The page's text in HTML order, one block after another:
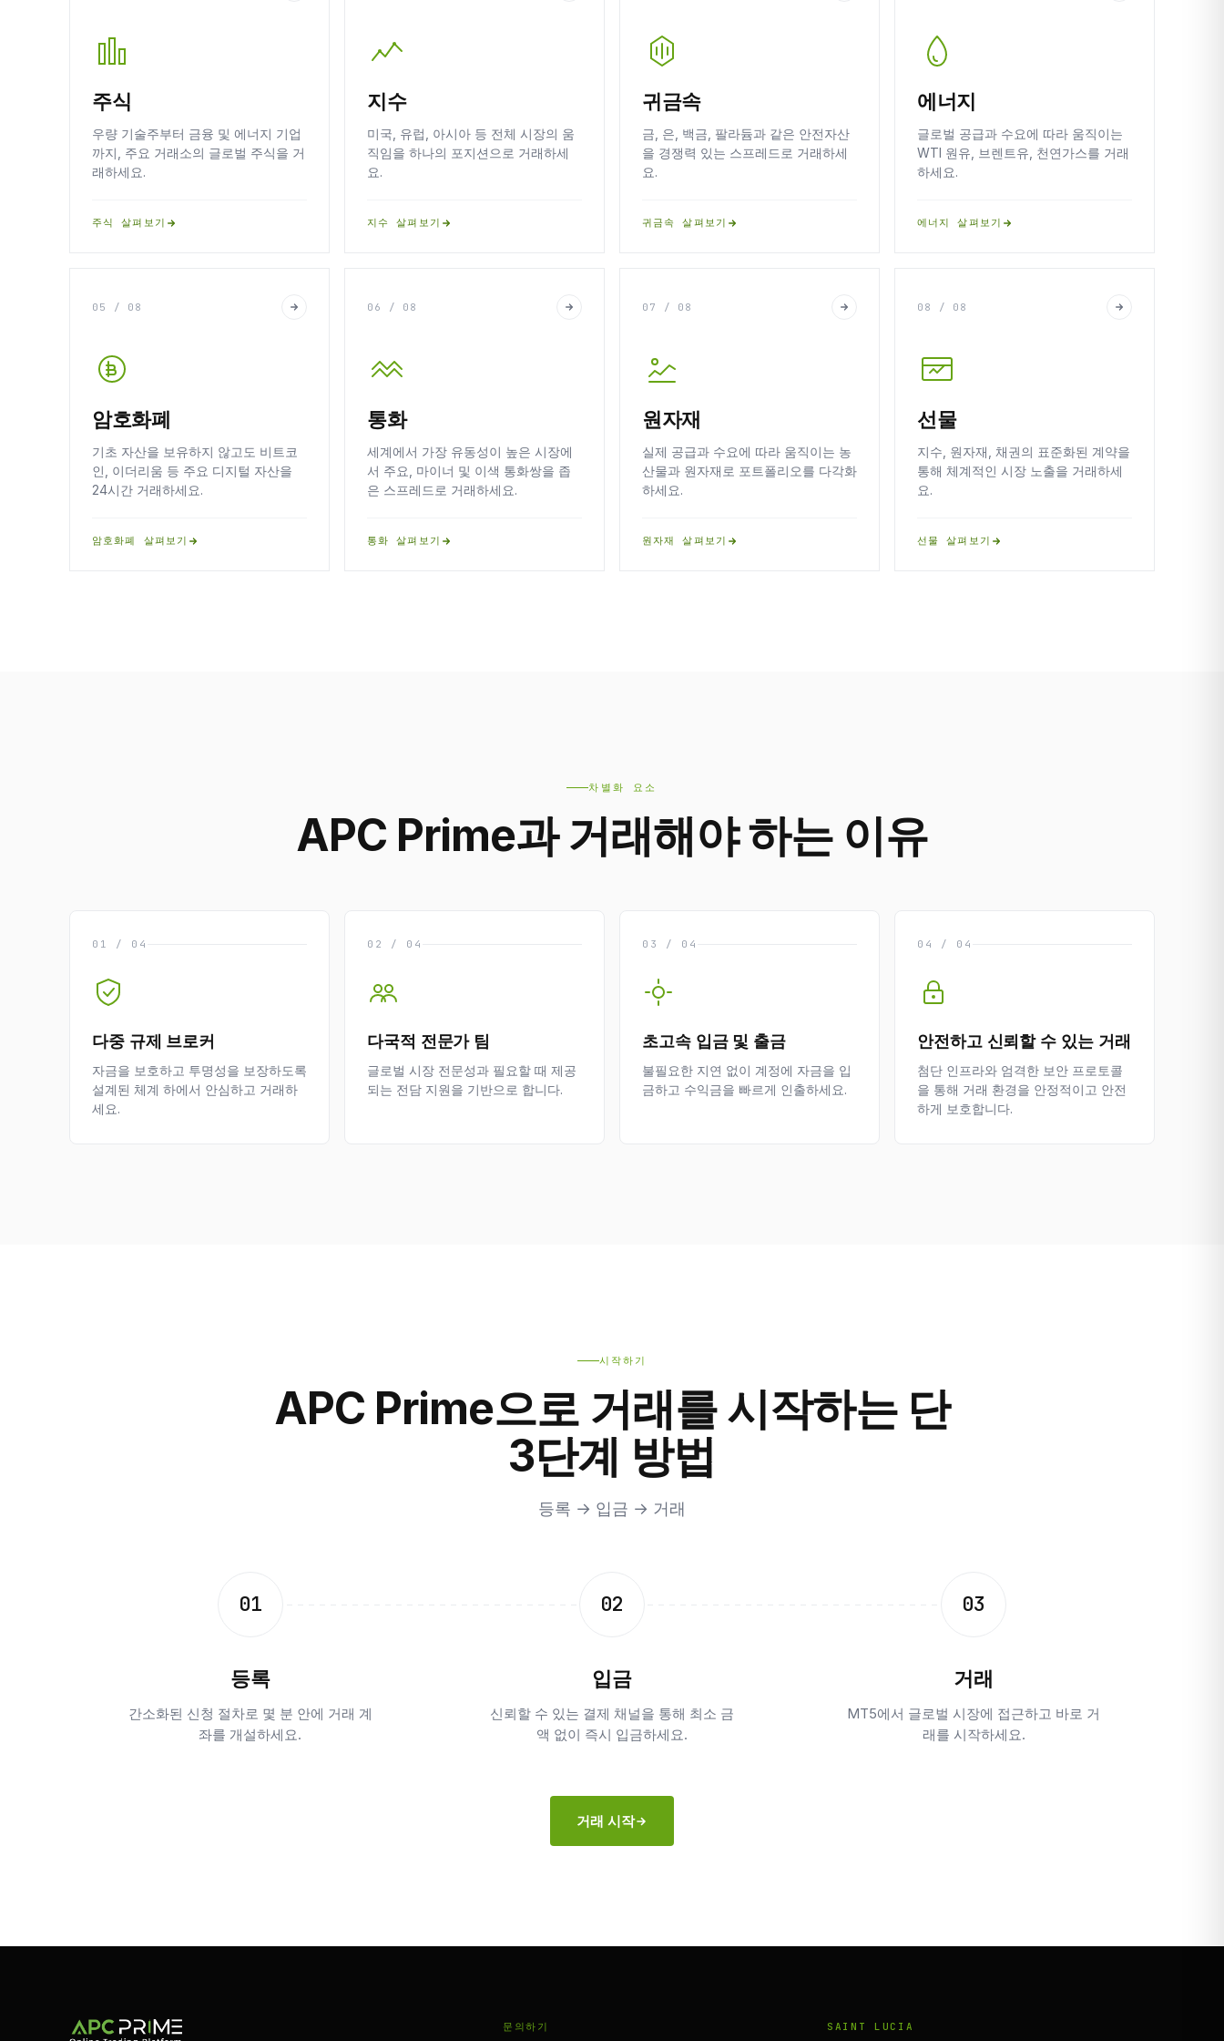
주식
우량 기술주부터 금융 및 에너지 기업
까지, 주요 거래소의 글로벌 주식을 거
래하세요.
주식 살펴보기
지수
미국, 유럽, 아시아 등 전체 시장의 움
직임을 하나의 포지션으로 거래하세
요.
지수 살펴보기
귀금속
금, 은, 백금, 팔라듐과 같은 안전자산
을 경쟁력 있는 스프레드로 거래하세
요.
귀금속 살펴보기
에너지
글로벌 공급과 수요에 따라 움직이는
WTI 원유, 브렌트유, 천연가스를 거래
하세요.
에너지 살펴보기
05 / 08
암호화폐
기초 자산을 보유하지 않고도 비트코
인, 이더리움 등 주요 디지털 자산을
24시간 거래하세요.
암호화폐 살펴보기
06 / 08
통화
세계에서 가장 유동성이 높은 시장에
서 주요, 마이너 및 이색 통화쌍을 좁
은 스프레드로 거래하세요.
통화 살펴보기
07 / 08
원자재
실제 공급과 수요에 따라 움직이는 농
산물과 원자재로 포트폴리오를 다각화
하세요.
원자재 살펴보기
08 / 08
선물
지수, 원자재, 채권의 표준화된 계약을
통해 체계적인 시장 노출을 거래하세
요.
선물 살펴보기
차별화 요소
APC Prime과 거래해야 하는 이유
01 / 04
다중 규제 브로커
자금을 보호하고 투명성을 보장하도록
설계된 체계 하에서 안심하고 거래하
세요.
02 / 04
다국적 전문가 팀
글로벌 시장 전문성과 필요할 때 제공
되는 전담 지원을 기반으로 합니다.
03 / 04
초고속 입금 및 출금
불필요한 지연 없이 계정에 자금을 입
금하고 수익금을 빠르게 인출하세요.
04 / 04
안전하고 신뢰할 수 있는 거래
첨단 인프라와 엄격한 보안 프로토콜
을 통해 거래 환경을 안정적이고 안전
하게 보호합니다.
시작하기
APC Prime으로 거래를 시작하는 단
3단계 방법
등록 → 입금 → 거래
01
등록
간소화된 신청 절차로 몇 분 안에 거래 계
좌를 개설하세요.
02
입금
신뢰할 수 있는 결제 채널을 통해 최소 금
액 없이 즉시 입금하세요.
03
거래
MT5에서 글로벌 시장에 접근하고 바로 거
래를 시작하세요.
거래 시작
문의하기 SAINT LUCIA